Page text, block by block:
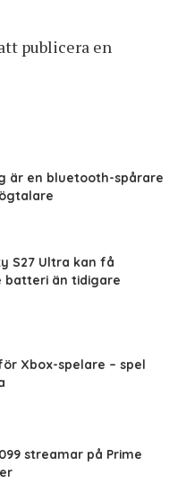
publicera en
är en bluetooth-spårare
S27 Ultra kan få
än tidigare
Xbox-spelare – spel
streamar på Prime